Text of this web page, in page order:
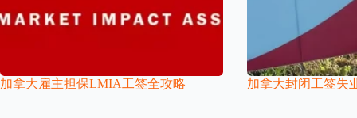
加拿大雇主担保LMIA工签全攻略 加拿大封闭工签失